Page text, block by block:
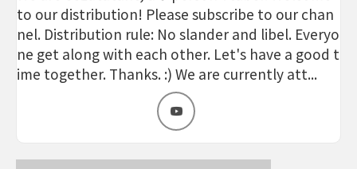
to our distribution! Please subscribe to our chan
nel. Distribution rule: No slander and libel. Everyo
ne get along with each other. Let's have a good t
ime together. Thanks. :) We are currently att...